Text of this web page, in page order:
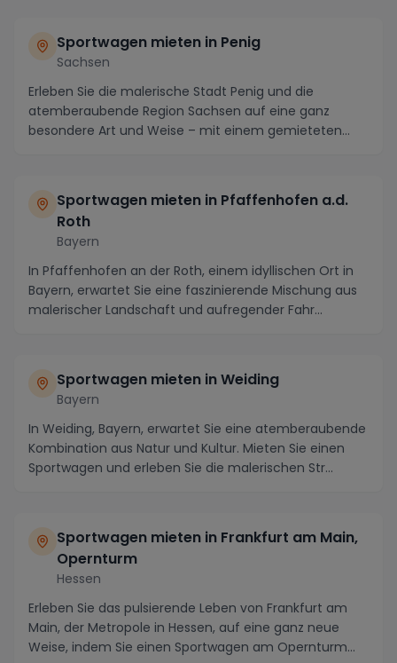
Sportwagen mieten in Penig
Sachsen
Erleben Sie die malerische Stadt Penig und die
atemberaubende Region Sachsen auf eine ganz
besondere Art und Weise – mit einem gemieteten
Sportwagen mieten in Pfaffenhofen a.d.
Roth
Bayern
In Pfaffenhofen an der Roth, einem idyllischen Ort in
Bayern, erwartet Sie eine faszinierende Mischung aus
malerischer Landschaft und aufregender Fahr...
Sportwagen mieten in Weiding
Bayern
In Weiding, Bayern, erwartet Sie eine atemberaubende
Kombination aus Natur und Kultur. Mieten Sie einen
Sportwagen und erleben Sie die malerischen Str...
Sportwagen mieten in Frankfurt am Main,
Opernturm
Hessen
Erleben Sie das pulsierende Leben von Frankfurt am
Main, der Metropole in Hessen, auf eine ganz neue
Weise, indem Sie einen Sportwagen am Opernturm